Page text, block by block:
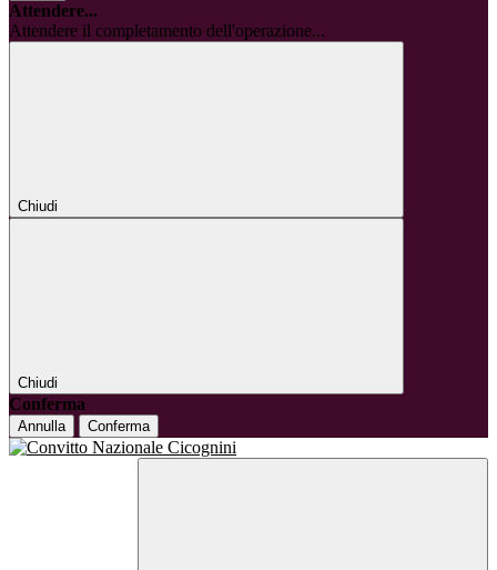
Attendere...
Attendere il completamento dell'operazione...
Chiudi
Chiudi
Conferma
Annulla Conferma